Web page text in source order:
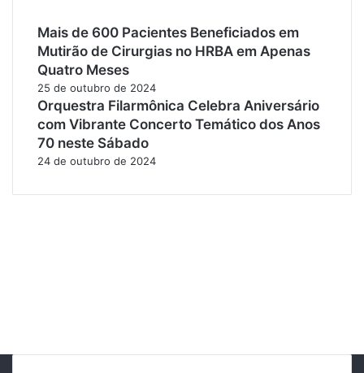
Mais de 600 Pacientes Beneficiados em
Mutirão de Cirurgias no HRBA em Apenas
Quatro Meses
25 de outubro de 2024
Orquestra Filarmônica Celebra Aniversário
com Vibrante Concerto Temático dos Anos
70 neste Sábado
24 de outubro de 2024